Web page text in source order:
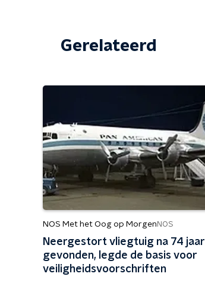
Gerelateerd
NOS Met het Oog op Morgen NOS
Neergestort vliegtuig na 74 jaar
gevonden, legde de basis voor
veiligheidsvoorschriften